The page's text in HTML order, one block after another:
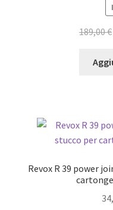
189,00€
Revox R 39 power